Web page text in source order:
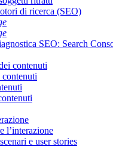
di ricerca (SEO)
SEO: Search
contenuti
l’interazione
e user stories